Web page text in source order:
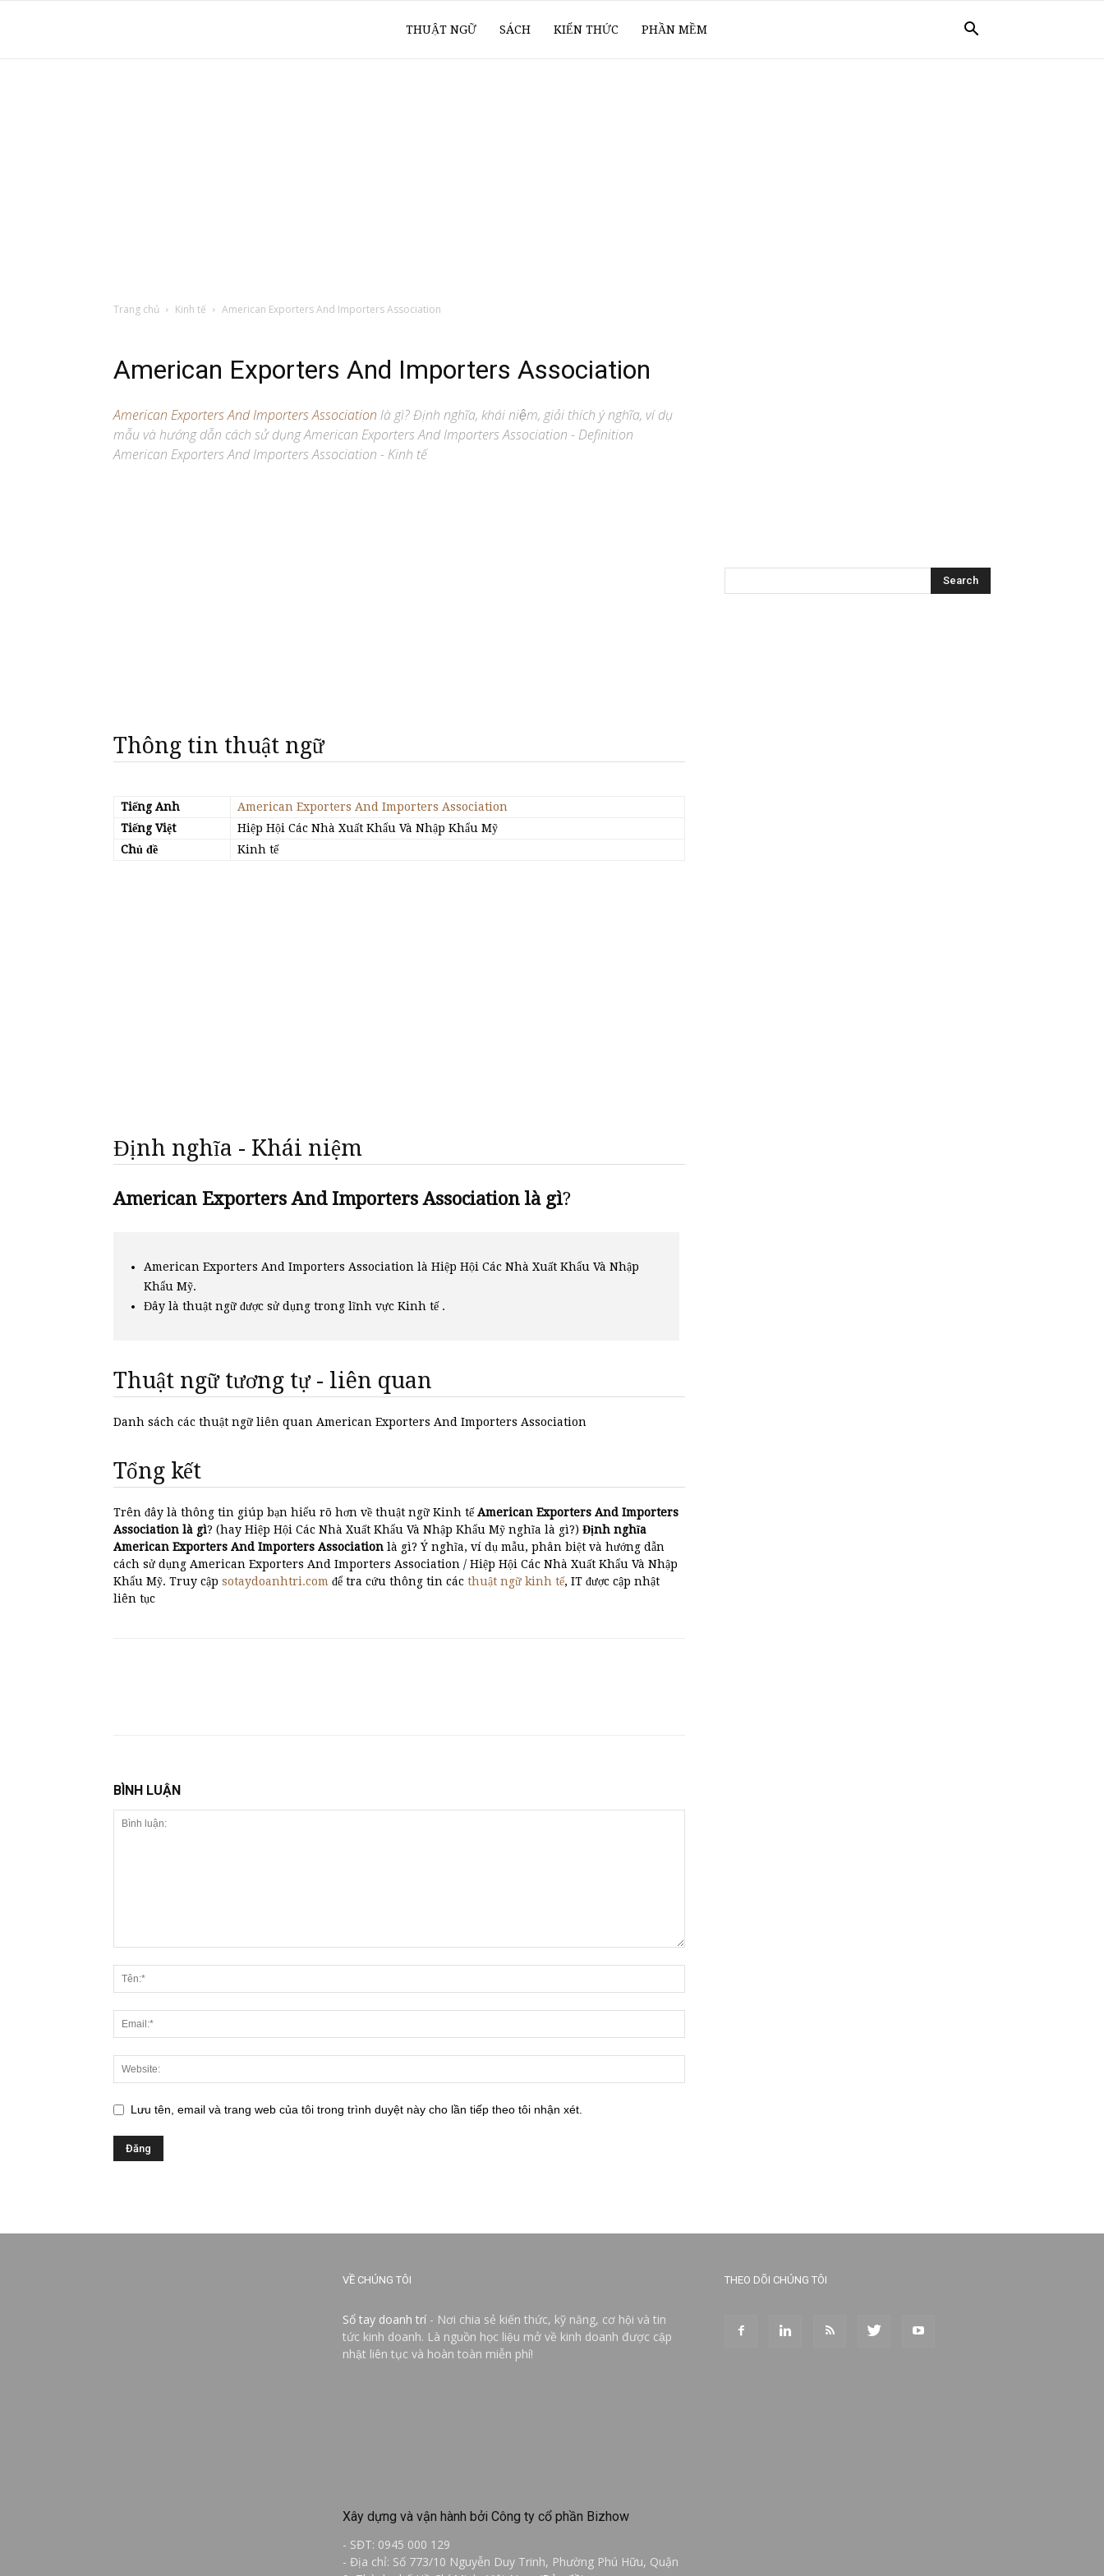
THUẬT NGỮ SÁCH KIẾN THỨC PHẦN MỀM
Trang chủ Kinh tế American Exporters And Importers Association
American Exporters And Importers Association
American Exporters And Importers Association là gì? Định nghĩa, khái niệm, giải thích ý nghĩa, ví dụ
mẫu và hướng dẫn cách sử dụng American Exporters And Importers Association - Definition
American Exporters And Importers Association - Kinh tế
Thông tin thuật ngữ
Tiếng Anh
American Exporters And Importers Association
Tiếng Việt
Hiệp Hội Các Nhà Xuất Khẩu Và Nhập Khẩu Mỹ
Chủ đề
Kinh tế
Định nghĩa - Khái niệm
American Exporters And Importers Association là gì?
American Exporters And Importers Association là Hiệp Hội Các Nhà Xuất Khẩu Và Nhập
Khẩu Mỹ.
Đây là thuật ngữ được sử dụng trong lĩnh vực Kinh tế .
Thuật ngữ tương tự - liên quan
Danh sách các thuật ngữ liên quan American Exporters And Importers Association
Tổng kết
Trên đây là thông tin giúp bạn hiểu rõ hơn về thuật ngữ Kinh tếAmerican Exporters And Importers
Association là gì? (hay Hiệp Hội Các Nhà Xuất Khẩu Và Nhập Khẩu Mỹ nghĩa là gì?) Định nghĩa
American Exporters And Importers Association là gì? Ý nghĩa, ví dụ mẫu, phân biệt và hướng dẫn
cách sử dụng American Exporters And Importers Association / Hiệp Hội Các Nhà Xuất Khẩu Và Nhập
Khẩu Mỹ. Truy cập sotaydoanhtri.com để tra cứu thông tin các thuật ngữ kinh tế, IT được cập nhật
liên tục
BÌNH LUẬN
Lưu tên, email và trang web của tôi trong trình duyệt này cho lần tiếp theo tôi nhận xét.
VỀ CHÚNG TÔI
Sổ tay doanh trí - Nơi chia sẻ kiến thức, kỹ năng, cơ hội và tin
tức kinh doanh. Là nguồn học liệu mở về kinh doanh được cập
nhật liên tục và hoàn toàn miễn phí!
Xây dựng và vận hành bởi Công ty cổ phần Bizhow
- SĐT: 0945 000 129
- Địa chỉ: Số 773/10 Nguyễn Duy Trinh, Phường Phú Hữu, Quận
THEO DÕI CHÚNG TÔI